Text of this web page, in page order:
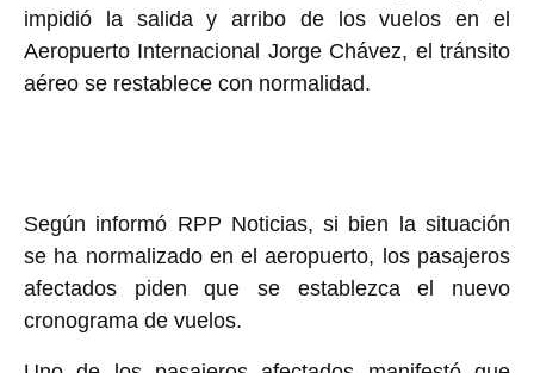
impidió la salida y arribo de los vuelos en el
Aeropuerto Internacional Jorge Chávez, el tránsito
aéreo se restablece con normalidad.
Según informó RPP Noticias, si bien la situación
se ha normalizado en el aeropuerto, los pasajeros
afectados piden que se establezca el nuevo
cronograma de vuelos.